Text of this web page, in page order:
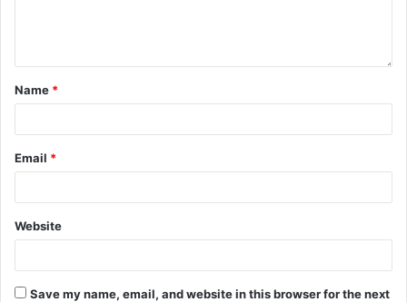
Name *
Email *
Website
Save my name, email, and website in this browser for the next